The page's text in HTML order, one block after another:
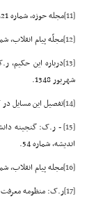
[11]
مجله حوزه، شماره 21، ص 21.
[12]
مجلّه پیام انقلاب، شماره
[13]
شهریور 1348.
[14]
تفصیل این مسایل
[15]
اندیشه، شماره 54.
[16]
مجله پیام انقلاب، شماره 112، ص 21هزار و یک
[17]
ر.ک: منظومه معرفت. ص